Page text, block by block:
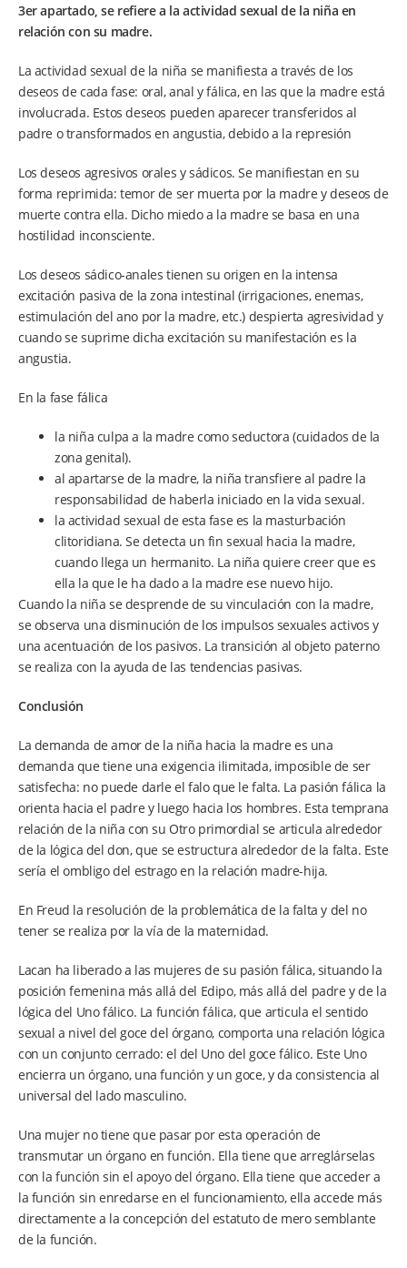
3er apartado, se refiere a la actividad sexual de la niña en
relación con su madre.
La actividad sexual de la niña se manifiesta a través de los
deseos de cada fase: oral, anal y fálica, en las que la madre está
involucrada. Estos deseos pueden aparecer transferidos al
padre o transformados en angustia, debido a la represión
Los deseos agresivos orales y sádicos. Se manifiestan en su
forma reprimida: temor de ser muerta por la madre y deseos de
muerte contra ella. Dicho miedo a la madre se basa en una
hostilidad inconsciente.
Los deseos sádico-anales tienen su origen en la intensa
excitación pasiva de la zona intestinal (irrigaciones, enemas,
estimulación del ano por la madre, etc.) despierta agresividad y
cuando se suprime dicha excitación su manifestación es la
angustia.
En la fase fálica
la niña culpa a la madre como seductora (cuidados de la
zona genital).
al apartarse de la madre, la niña transfiere al padre la
responsabilidad de haberla iniciado en la vida sexual.
la actividad sexual de esta fase es la masturbación
clitoridiana. Se detecta un fin sexual hacia la madre,
cuando llega un hermanito. La niña quiere creer que es
ella la que le ha dado a la madre ese nuevo hijo.
Cuando la niña se desprende de su vinculación con la madre,
se observa una disminución de los impulsos sexuales activos y
una acentuación de los pasivos. La transición al objeto paterno
se realiza con la ayuda de las tendencias pasivas.
Conclusión
La demanda de amor de la niña hacia la madre es una
demanda que tiene una exigencia ilimitada, imposible de ser
satisfecha: no puede darle el falo que le falta. La pasión fálica la
orienta hacia el padre y luego hacia los hombres. Esta temprana
relación de la niña con su Otro primordial se articula alrededor
de la lógica del don, que se estructura alrededor de la falta. Este
sería el ombligo del estrago en la relación madre-hija.
En Freud la resolución de la problemática de la falta y del no
tener se realiza por la vía de la maternidad.
Lacan ha liberado a las mujeres de su pasión fálica, situando la
posición femenina más allá del Edipo, más allá del padre y de la
lógica del Uno fálico. La función fálica, que articula el sentido
sexual a nivel del goce del órgano, comporta una relación lógica
con un conjunto cerrado: el del Uno del goce fálico. Este Uno
encierra un órgano, una función y un goce, y da consistencia al
universal del lado masculino.
Una mujer no tiene que pasar por esta operación de
transmutar un órgano en función. Ella tiene que arreglárselas
con la función sin el apoyo del órgano. Ella tiene que acceder a
la función sin enredarse en el funcionamiento, ella accede más
directamente a la concepción del estatuto de mero semblante
de la función.